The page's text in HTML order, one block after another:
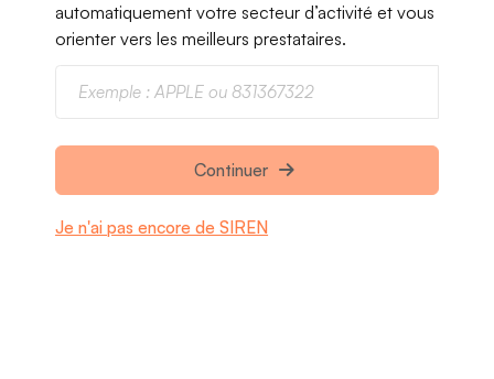
automatiquement votre secteur d’activité et vous
orienter vers les meilleurs prestataires.
Continuer
Je n'ai pas encore de SIREN